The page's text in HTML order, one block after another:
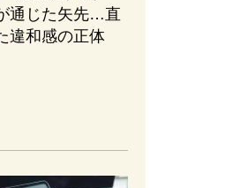
通じた矢先…直
違和感の正体